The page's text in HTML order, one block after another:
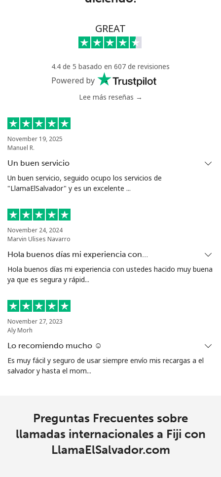
GREAT
4.4 de 5 basado en 607 de revisiones
Powered by
Lee más reseñas →
November 19, 2025
Manuel R.
Un buen servicio
Un buen servicio, seguido ocupo los servicios de
"LlamaElSalvador" y es un excelente ...
November 24, 2024
Marvin Ulises Navarro
Hola buenos días mi experiencia con…
Hola buenos días mi experiencia con ustedes hacido muy buena
ya que es segura y rápid...
November 27, 2023
Aly Morh
Lo recomiendo mucho ☺️
Es muy fácil y seguro de usar siempre envío mis recargas a el
salvador y hasta el mom...
Preguntas Frecuentes sobre
llamadas internacionales a Fiji con
LlamaElSalvador.com